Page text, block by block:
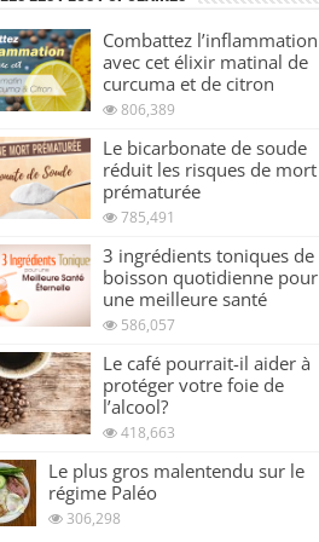
Combattez l’inflammation
avec cet élixir matinal de
curcuma et de citron
806,389
Le bicarbonate de soude
réduit les risques de mort
prématurée
785,491
3 ingrédients toniques de
boisson quotidienne pour
une meilleure santé
586,057
Le café pourrait-il aider à
protéger votre foie de
l’alcool?
418,663
Le plus gros malentendu sur le
régime Paléo
306,298